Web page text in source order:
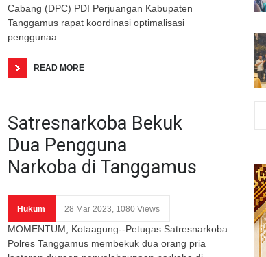
Cabang (DPC) PDI Perjuangan Kabupaten
Tanggamus rapat koordinasi optimalisasi
penggunaa. . . .
READ MORE
Satresnarkoba Bekuk
Dua Pengguna
Narkoba di Tanggamus
Hukum 28 Mar 2023, 1080 Views
MOMENTUM, Kotaagung--Petugas Satresnarkoba
Polres Tanggamus membekuk dua orang pria